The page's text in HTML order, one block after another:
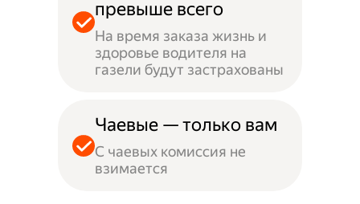
превыше всего
На время заказа жизнь и
здоровье водителя на
газели будут застрахованы
Чаевые — только вам
С чаевых комиссия не
взимается